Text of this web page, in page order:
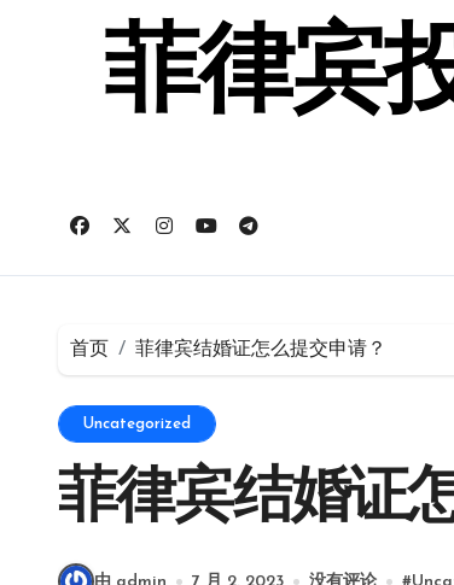
菲律宾
首页 菲律宾结婚证怎么提交申请？
Uncategorized
菲律宾结婚证
由 admin 7 月 2, 2023 没有评论 #